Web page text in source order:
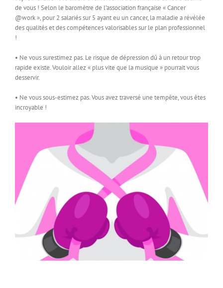
de vous ! Selon le baromètre de l’association française « Cancer
@work », pour 2 salariés sur 5 ayant eu un cancer, la maladie a révélée
des qualités et des compétences valorisables sur le plan professionnel
!
• Ne vous surestimez pas. Le risque de dépression dû à un retour trop
rapide existe. Vouloir allez « plus vite que la musique » pourrait vous
desservir.
• Ne vous sous-estimez pas. Vous avez traversé une tempête, vous êtes
incroyable !